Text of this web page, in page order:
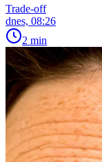
Trade-off
dnes, 08:26
2 min